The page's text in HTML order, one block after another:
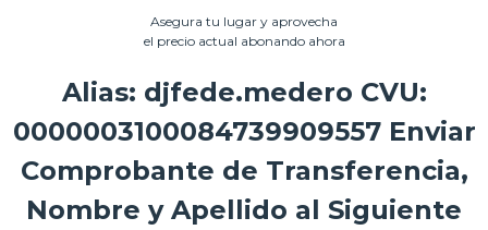
Asegura tu lugar y aprovecha
el precio actual abonando ahora
Alias: djfede.medero CVU:
0000003100084739909557 Enviar
Comprobante de Transferencia,
Nombre y Apellido al Siguiente